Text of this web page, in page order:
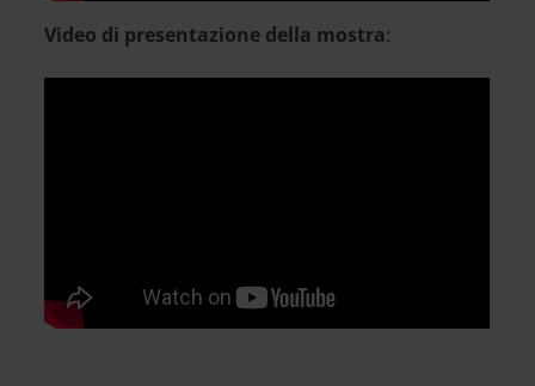
Video di presentazione della mostra: